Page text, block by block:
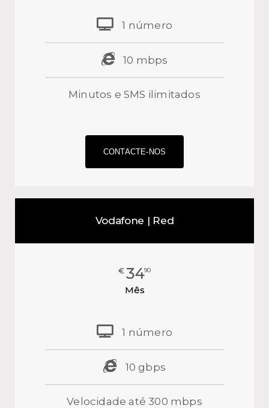
1 número
10 mbps
Minutos e SMS ilimitados
CONTACTE-NOS
Vodafone | Red
€ 3490
Mês
1 número
10 gbps
Velocidade até 300 mbps